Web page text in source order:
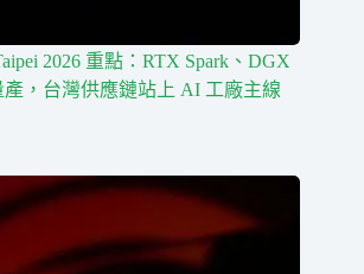
2026 重點：RTX Spark、DGX
產，台灣供應鏈站上 AI 工廠主線